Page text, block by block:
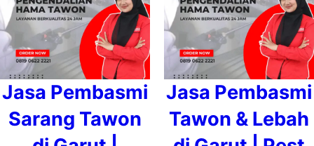
Jasa Pembasmi
Sarang Tawon
Jasa Pembasmi
Tawon & Lebah